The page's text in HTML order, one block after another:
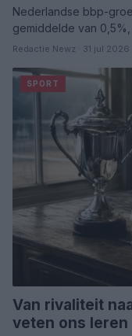
Nederlandse bbp-
gemiddelde van
Redactie Newz · 31 jul 2026
SPORT
Van rivaliteit
veten ons leren